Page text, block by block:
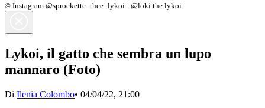
© Instagram @sprockette_thee_lykoi - @loki.the.lykoi
Lykoi, il gatto che sembra un lupo
mannaro (Foto)
Di Ilenia Colombo• 04/04/22, 21:00